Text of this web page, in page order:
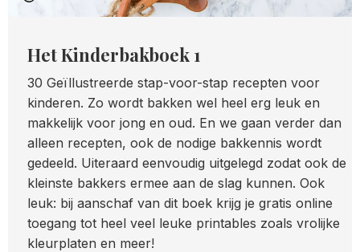
Het Kinderbakboek 1
30 Geïllustreerde stap-voor-stap recepten voor
kinderen. Zo wordt bakken wel heel erg leuk en
makkelijk voor jong en oud. En we gaan verder dan
alleen recepten, ook de nodige bakkennis wordt
gedeeld. Uiteraard eenvoudig uitgelegd zodat ook de
kleinste bakkers ermee aan de slag kunnen. Ook
leuk: bij aanschaf van dit boek krijg je gratis online
toegang tot heel veel leuke printables zoals vrolijke
kleurplaten en meer!